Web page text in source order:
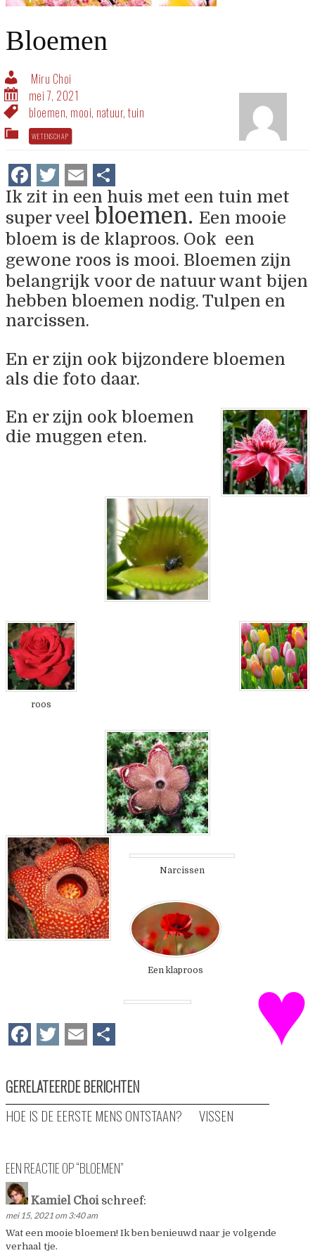
Bloemen
Miru Choi
mei 7, 2021
bloemen, mooi, natuur,tuin
WETENSCHAP
Facebook
Twitter
Email
Ik zit in een huis met een tuin met
super veel bloemen. Een mooie
bloem is de klaproos. Ook een
gewone roos is mooi. Bloemen zijn
belangrijk voor de natuurwant bijen
hebben bloemen nodig. Tulpen en
narcissen.
En er zijn ook bijzondere bloemen
als die foto daar.
En er zijn ook bloemen
die muggen eten.
roos
Narcissen
Een klaproos ♥
Facebook
Twitter
Email
GERELATEERDE BERICHTEN
HOE IS DE EERSTE MENS ONTSTAAN? VISSEN
EEN REACTIE OP “BLOEMEN”
Kamiel Choi schreef:
mei 15, 2021 om 3:40 am
Wat een mooie bloemen! Ik ben benieuwd naar je volgende
verhaal tje.